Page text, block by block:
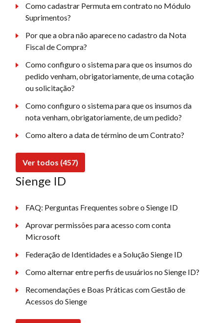
Como cadastrar Permuta em contrato no Módulo
Suprimentos?
Por que a obra não aparece no cadastro da Nota
Fiscal de Compra?
Como configuro o sistema para que os insumos do
pedido venham, obrigatoriamente, de uma cotação
ou solicitação?
Como configuro o sistema para que os insumos da
nota venham, obrigatoriamente, de um pedido?
Como altero a data de término de um Contrato?
Ver todos (457)
Sienge ID
FAQ: Perguntas Frequentes sobre o Sienge ID
Aprovar permissões para acesso com conta
Microsoft
Federação de Identidades e a Solução Sienge ID
Como alternar entre perfis de usuários no Sienge ID?
Recomendações e Boas Práticas com Gestão de
Acessos do Sienge